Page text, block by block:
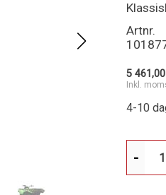
Artnr.
5
Inkl.
4-10
-